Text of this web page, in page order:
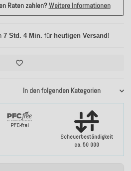
PFC-frei
Scheuerbeständigkeit
ca. 50 000
In den folgenden Kategorien
Raten zahlen?Weitere Informationen
7 Std. 4 Min. für heutigen Versand !